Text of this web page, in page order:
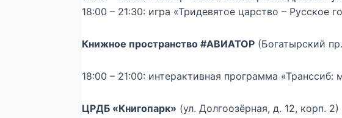
18:00 – 21:30: игра «Тридевятое царство – Русское
Книжное пространство #АВИАТОР (Богатырский
18:00 – 21:00: интерактивная программа «Транссиб:
ЦРДБ «Книгопарк» (ул. Долгоозёрная, д. 12, корп. 2)